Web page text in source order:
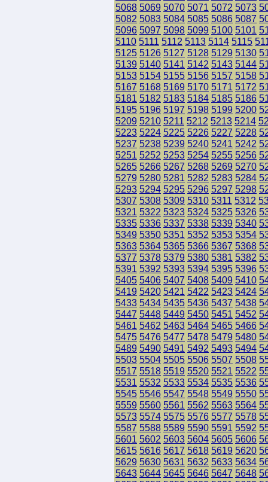
5068 5069 5070 5071 5072 5073
5082 5083 5084 5085 5086 5087
5096 5097 5098 5099 5100 5101
5110 5111 5112 5113 5114 5115
5125 5126 5127 5128 5129 5130
5139 5140 5141 5142 5143 5144
5153 5154 5155 5156 5157 5158
5167 5168 5169 5170 5171 5172
5181 5182 5183 5184 5185 5186
5195 5196 5197 5198 5199 5200
5209 5210 5211 5212 5213 5214
5223 5224 5225 5226 5227 5228
5237 5238 5239 5240 5241 5242
5251 5252 5253 5254 5255 5256
5265 5266 5267 5268 5269 5270
5279 5280 5281 5282 5283 5284
5293 5294 5295 5296 5297 5298
5307 5308 5309 5310 5311 5312
5321 5322 5323 5324 5325 5326
5335 5336 5337 5338 5339 5340
5349 5350 5351 5352 5353 5354
5363 5364 5365 5366 5367 5368
5377 5378 5379 5380 5381 5382
5391 5392 5393 5394 5395 5396
5405 5406 5407 5408 5409 5410
5419 5420 5421 5422 5423 5424
5433 5434 5435 5436 5437 5438
5447 5448 5449 5450 5451 5452
5461 5462 5463 5464 5465 5466
5475 5476 5477 5478 5479 5480
5489 5490 5491 5492 5493 5494
5503 5504 5505 5506 5507 5508
5517 5518 5519 5520 5521 5522
5531 5532 5533 5534 5535 5536
5545 5546 5547 5548 5549 5550
5559 5560 5561 5562 5563 5564
5573 5574 5575 5576 5577 5578
5587 5588 5589 5590 5591 5592
5601 5602 5603 5604 5605 5606
5615 5616 5617 5618 5619 5620
5629 5630 5631 5632 5633 5634
5643 5644 5645 5646 5647 5648